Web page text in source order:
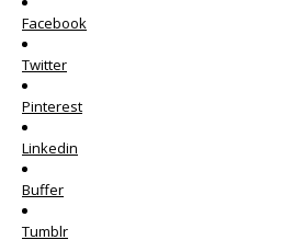
Facebook
Twitter
Pinterest
Linkedin
Buffer
Tumblr